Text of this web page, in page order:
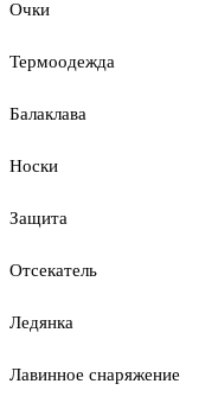
Очки
Термоодежда
Балаклава
Носки
Защита
Отсекатель
Ледянка
Лавинное снаряжение